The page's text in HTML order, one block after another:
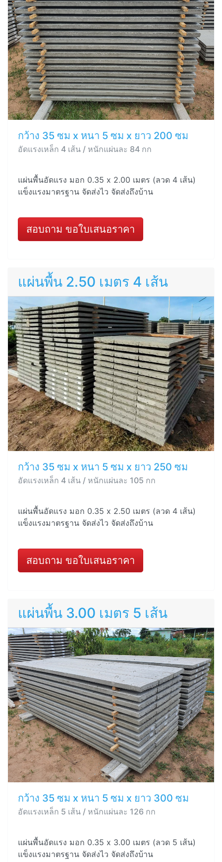
กว้าง 35 ซม x หนา 5 ซม x ยาว 200 ซม
อัดแรงเหล็ก 4 เส้น / หนักแผ่นละ 84 กก
แผ่นพื้นอัดแรง มอก 0.35 x 2.00 เมตร (ลวด 4 เส้น)
แข็งแรงมาตรฐาน จัดส่งไว จัดส่งถึงบ้าน
สอบถาม ขอใบเสนอราคา
แผ่นพื้น 2.50 เมตร 4 เส้น
กว้าง 35 ซม x หนา 5 ซม x ยาว 250 ซม
อัดแรงเหล็ก 4 เส้น / หนักแผ่นละ 105 กก
แผ่นพื้นอัดแรง มอก 0.35 x 2.50 เมตร (ลวด 4 เส้น)
แข็งแรงมาตรฐาน จัดส่งไว จัดส่งถึงบ้าน
สอบถาม ขอใบเสนอราคา
แผ่นพื้น 3.00 เมตร 5 เส้น
กว้าง 35 ซม x หนา 5 ซม x ยาว 300 ซม
อัดแรงเหล็ก 5 เส้น / หนักแผ่นละ 126 กก
แผ่นพื้นอัดแรง มอก 0.35 x 3.00 เมตร (ลวด 5 เส้น)
แข็งแรงมาตรฐาน จัดส่งไว จัดส่งถึงบ้าน